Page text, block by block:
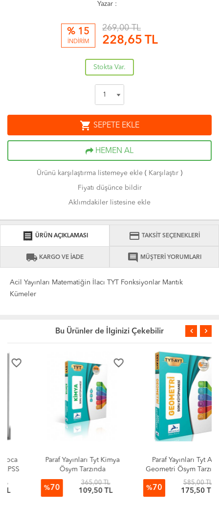
Yazar :
% 15
İNDİRİM
269,00 TL
228,65 TL
Stokta Var.
shopping_cart SEPETE EKLE
HEMEN AL
Ürünü karşılaştırma listemeye ekle ( Karşılaştır )
Fiyatı düşünce bildir
Aklımdakiler listesine ekle
receipt ÜRÜN AÇIKLAMASI credit_card TAKSİT SEÇENEKLERİ
local_shipping KARGO VE İADE comment MÜŞTERİ YORUMLARI
Acil Yayınları Matematiğin İlacı TYT Fonksiyonlar Mantık
Kümeler
Bu Ürünler de İlginizi Çekebilir
favorite_border
Paraf Yayınları Tyt Kimya
Ösym Tarzında
Hazırlanmış Soru
Kütüphanesi
365,00 TL
109,50 TL
favorite_border
Paraf Yayınları Tyt Ayt
Geometri Ösym Tarzında
Hazırlanmış Soru
Kütüphanesi
585,00 TL
175,50 TL